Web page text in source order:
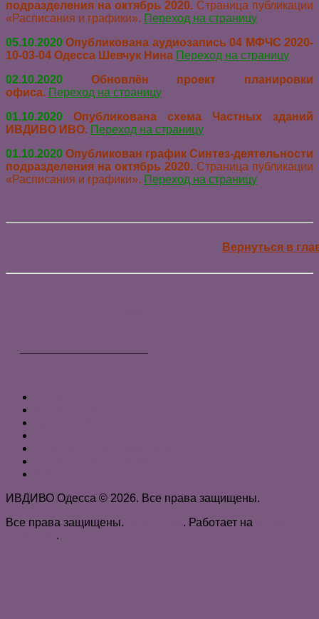
подразделения на октябрь 2020. Страница публикации
«Расписания и графики». Переход на страницу
05.10.2020 Опубликована аудиозапись 04 МФЧС 2020-
10-03-04 Одесса Шевчук Нина Переход на страницу
02.10.2020 Обновлён проект планировки
офиса. Переход на страницу
01.10.2020
Опубликована схема Частных зданий
ИВДИВО ИВО. Переход на страницу
01.10.2020 Опубликован график Синтез-деятельности
подразделения на октябрь 2020. Страница публикации
«Расписания и графики». Переход на страницу
Вернуться в
ИВДИВО Одесса © 2026. Все права защищены.
Все права защищены.
. Работает на
.